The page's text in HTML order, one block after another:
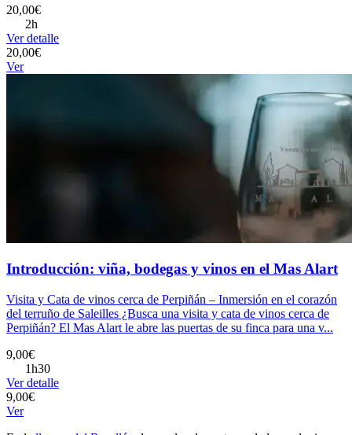
20,00€
2h
Ver detalle
20,00€
Ver
Introducción: viña, bodegas y vinos en el Mas Alart
Visita y Cata de vinos cerca de Perpiñán – Inmersión en el corazón
del terruño de Saleilles ¿Busca una visita y cata de vinos cerca de
Perpiñán? El Mas Alart le abre las puertas de su finca para una v...
9,00€
1h30
Ver detalle
9,00€
Ver